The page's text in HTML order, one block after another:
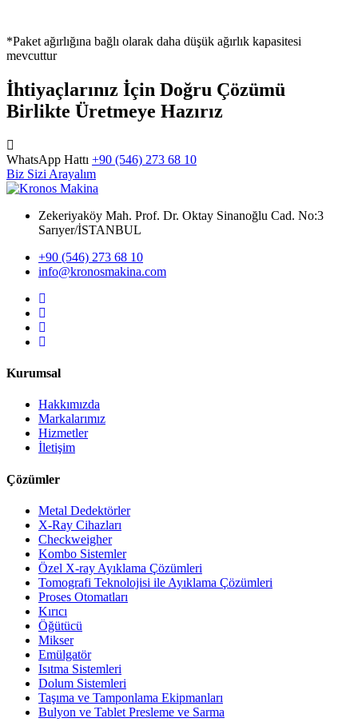
*Paket ağırlığına bağlı olarak daha düşük ağırlık kapasitesi
mevcuttur
İhtiyaçlarınız İçin Doğru Çözümü
Birlikte Üretmeye Hazırız
WhatsApp Hattı +90 (546) 273 68 10
Biz Sizi Arayalım
Zekeriyaköy Mah. Prof. Dr. Oktay Sinanoğlu Cad. No:3
Sarıyer/İSTANBUL
+90 (546) 273 68 10
info@kronosmakina.com
Kurumsal
Hakkımızda
Markalarımız
Hizmetler
İletişim
Çözümler
Metal Dedektörler
X-Ray Cihazları
Checkweigher
Kombo Sistemler
Özel X-ray Ayıklama Çözümleri
Tomografi Teknolojisi ile Ayıklama Çözümleri
Proses Otomatları
Kırıcı
Öğütücü
Mikser
Emülgatör
Isıtma Sistemleri
Dolum Sistemleri
Taşıma ve Tamponlama Ekipmanları
Bulyon ve Tablet Presleme ve Sarma